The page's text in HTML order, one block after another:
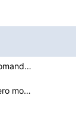
Razões um Console de Recuperação não aceitará uma …Como encontrar um endereço MAC Usando comando solicita…
Como posso encontrar o meu Sony Vaio Número modelo Com…